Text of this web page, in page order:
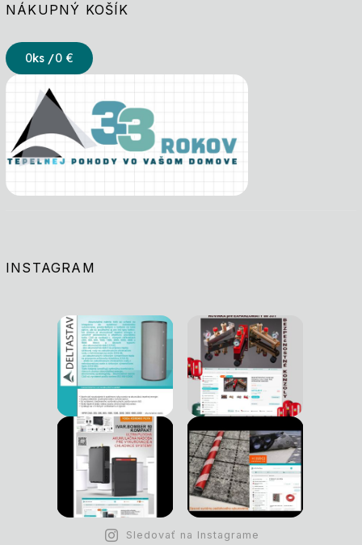
NÁKUPNÝ KOŠÍK
0ks /0 €
INSTAGRAM
Sledovať na Instagrame